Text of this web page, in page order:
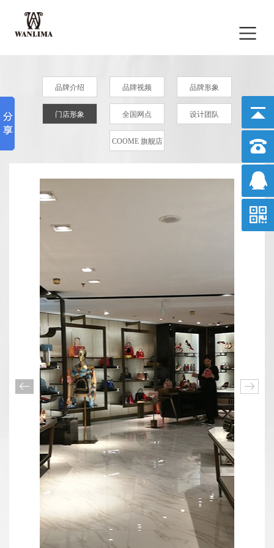
品牌介绍 品牌视频 品牌形象
门店形象 全国网点 设计团队
COOME 旗舰店